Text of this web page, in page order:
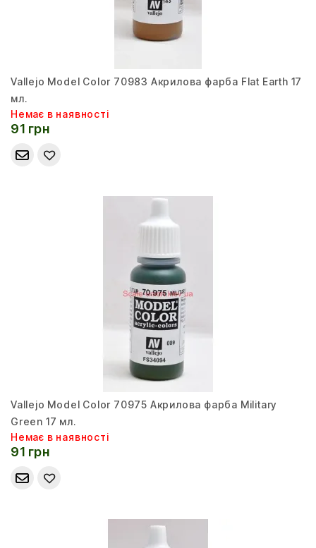
Vallejo Model Color 70983 Акрилова фарба Flat Earth 17
мл.
Немає в наявності
91 грн
Vallejo Model Color 70975 Акрилова фарба Military
Green 17 мл.
Немає в наявності
91 грн